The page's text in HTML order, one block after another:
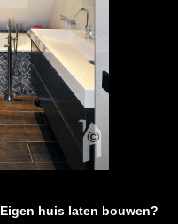
Eigen huis laten bouwen?